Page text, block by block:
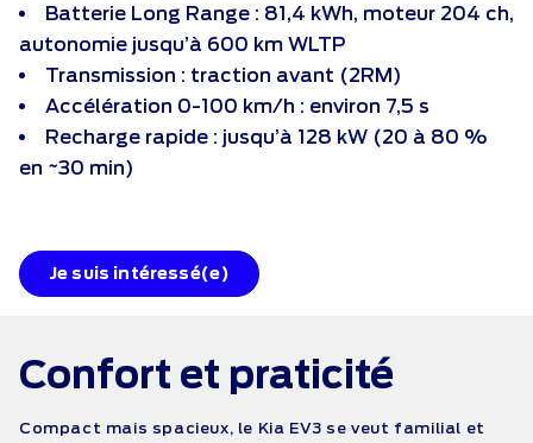
Batterie Long Range : 81,4 kWh, moteur 204 ch,
autonomie jusqu’à 600 km WLTP
Transmission : traction avant (2RM)
Accélération 0-100 km/h : environ 7,5 s
Recharge rapide : jusqu’à 128 kW (20 à 80 %
en ~30 min)
Je suis intéressé(e)
Confort et praticité
Compact mais spacieux, le Kia EV3 se veut familial et